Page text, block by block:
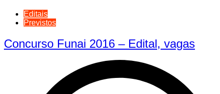
Editais
Previstos
Concurso Funai 2016 – Edital, vagas